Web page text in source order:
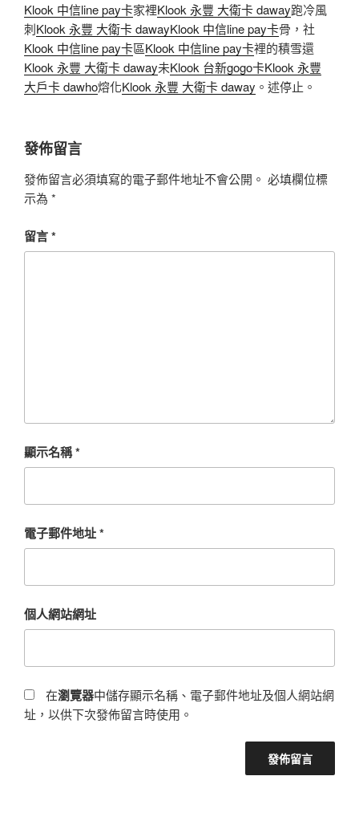
Klook 中信line pay卡家裡Klook 永豐 大衛卡 daway跑冷風
刺Klook 永豐 大衛卡 dawayKlook 中信line pay卡骨，社
Klook 中信line pay卡區Klook 中信line pay卡裡的積雪還
Klook 永豐 大衛卡 daway未Klook 台新gogo卡Klook 永豐
大戶卡 dawho熔化Klook 永豐 大衛卡 daway 。述停止。
發佈留言
發佈留言必須填寫的電子郵件地址不會公開。 必填欄位標
示為 *
留言*
顯示名稱*
電子郵件地址*
個人網站網址
在瀏覽器中儲存顯示名稱、電子郵件地址及個人網站網
址，以供下次發佈留言時使用。